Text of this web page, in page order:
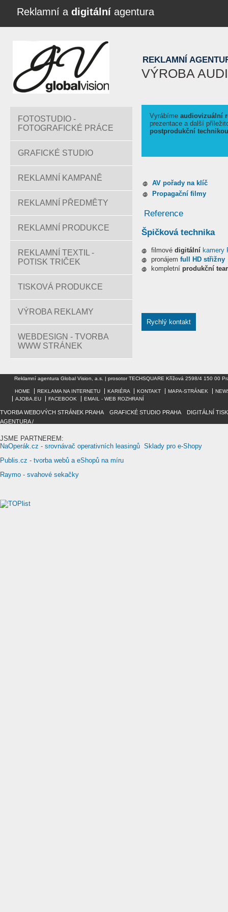
Reklamní a digitální agentura
FOTOSTUDIO -
FOTOGRAFICKÉ PRÁCE
GRAFICKÉ STUDIO
REKLAMNÍ KAMPANĚ
REKLAMNÍ PŘEDMĚTY
REKLAMNÍ PRODUKCE
REKLAMNÍ TEXTIL -
POTISK TRIČEK
TISKOVÁ PRODUKCE
VÝROBA REKLAMY
WEBDESIGN - TVORBA
WWW STRÁNEK
REKLAMNÍ
VÝROBA
Vyrábíme audiovizuální
prezentace a další
postprodukční technikou
AV pořady na klíč
Propagační filmy
Reference
Špičková technika
filmové digitální kamery
pronájem full HD střižny
kompletní produkční
Rychlý kontakt
Reklamní agentura Global Vision, a.s. | prosotor TECHSQUARE Křížová 2598/4 150 00
HOME REKLAMA NA INTERNETU KARIÉRA KONTAKT MAPA-STRÁNEK
AJOBA.EU
FACEBOOK EMAIL - WEB ROZHRANÍ
TVORBA WEBOVÝCH STRÁNEK PRAHA GRAFICKÉ STUDIO PRAHA
DIGITÁLNÍ
AGENTURA /
JSME PARTNEREM:
NaOperák.cz - srovnávač operativních leasingů Sklady pro e-Shopy
Publis.cz - tvorba webů a eShopů na míru
Raymo - svahové sekačky